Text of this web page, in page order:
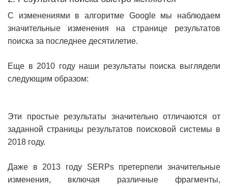
С изменениями в алгоритме Google мы наблюдаем
значительные изменения на странице результатов
поиска за последнее десятилетие.
Еще в 2010 году наши результаты поиска выглядели
следующим образом:
Эти простые результаты значительно отличаются от
заданной страницы результатов поисковой системы в
2018 году.
Даже в 2013 году SERPs претерпели значительные
изменения, включая различные фрагменты,